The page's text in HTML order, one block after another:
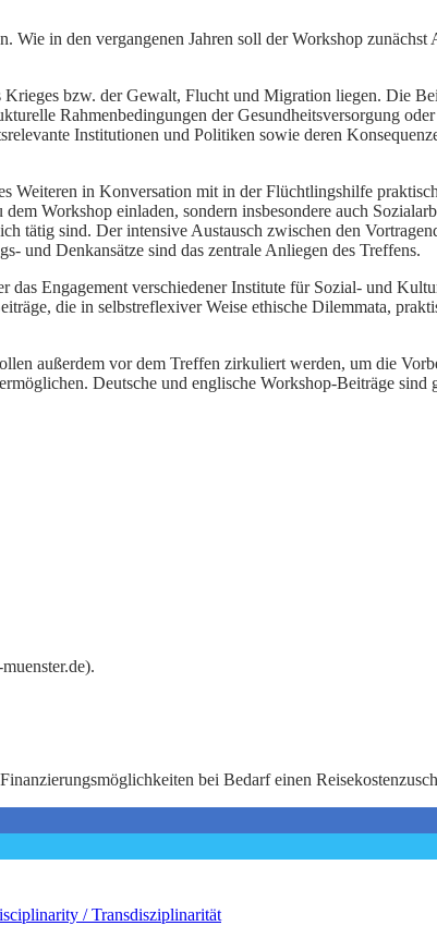
Wie in den vergangenen Jahren soll der Workshop
bzw. der Gewalt, Flucht und Migration liegen. Die
Rahmenbedingungen der Gesundheitsversorgung
Institutionen und Politiken sowie deren
in Konversation mit in der Flüchtlingshilfe
Workshop einladen, sondern insbesondere auch
tätig sind. Der intensive Austausch zwischen den
und Denkansätze sind das zentrale Anliegen des Treffens.
das Engagement verschiedener Institute für Sozial- und
die in selbstreflexiver Weise ethische Dilemmata,
außerdem vor dem Treffen zirkuliert werden, um die
Deutsche und englische Workshop-Beiträge
bei Bedarf einen
/ Transdisziplinarität